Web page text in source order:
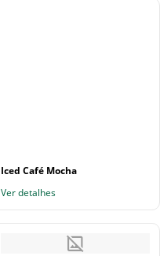
Iced Café Mocha
Ver detalhes